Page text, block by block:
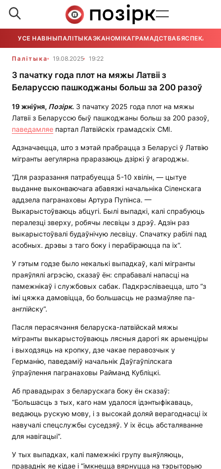
УСЕ НАВІНЫПАЛІТЫКАЭКАНОМІКАГРАМАДСТВАБЯСПЕКА
Палітыка 19.08.2025 19:22
З пачатку года плот на мяжы Латвіі з
Беларуссю пашкоджаны больш за 200 разоў
19 жніўня, Позірк. З пачатку 2025 года плот на мяжы
Латвіі з Беларуссю быў пашкоджаны больш за 200 разоў,
паведамляе партал Латвійскіх грамадскіх СМІ.
Адзначаецца, што з мэтай прабрацца з Беларусі ў Латвію
мігранты аегулярна праразаюць дзіркі ў агароджы.
“Для разразання патрабуецца 5-10 хвілін, — цытуе
выданне выконваючага абавязкі начальніка Сіленскага
аддзела пагранаховы Артура Пупінса. —
Выкарыстоўваюць абцугі. Былі выпадкі, калі спрабуюць
пералезці зверху, робячы лесвіцы з дрэў. Адзін раз
выкарыстоўвалі будаўнічую лесвіцу. Спачатку рабілі пад
асобных. дрэвы з таго боку і перабіраюцца па іх”.
У гэтым годзе было некалькі выпадкаў, калі мігранты
праяўлялі агрэсію, сказаў ён: спрабавалі напасці на
памежнікаў і службовых сабак. Падкрэсліваецца, што “з
імі цяжка дамовіцца, бо большасць не размаўляе па-
англійску”.
Пасля перасячэння беларуска-латвійскай мяжы
мігранты выкарыстоўваюць лясныя дарогі як арыенціры
і выходзяць на кропку, дзе чакае перавозчык у
Германію, паведаміў начальнік Даўгаўпілскага
ўпраўлення пагранаховы Райманд Кубліцкі.
Аб правадырах з беларускага боку ён сказаў:
“Большасць з тых, каго нам удалося ідэнтыфікаваць,
ведаюць рускую мову, і з высокай доляй верагоднасці іх
навучалі спецслужбы суседзяў. У іх ёсць абсталяванне
для навігацыі”.
У тых выпадках, калі памежнікі групу выяўляюць,
праваднік яе кідае і “імкнецца вярнуцца на тэрыторыю